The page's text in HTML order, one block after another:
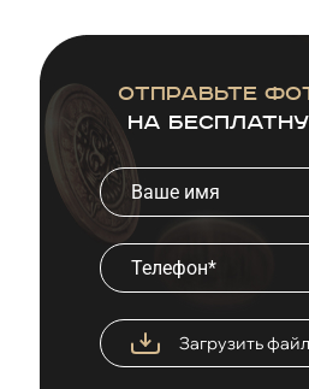
Отправьте
на
Загрузить файл